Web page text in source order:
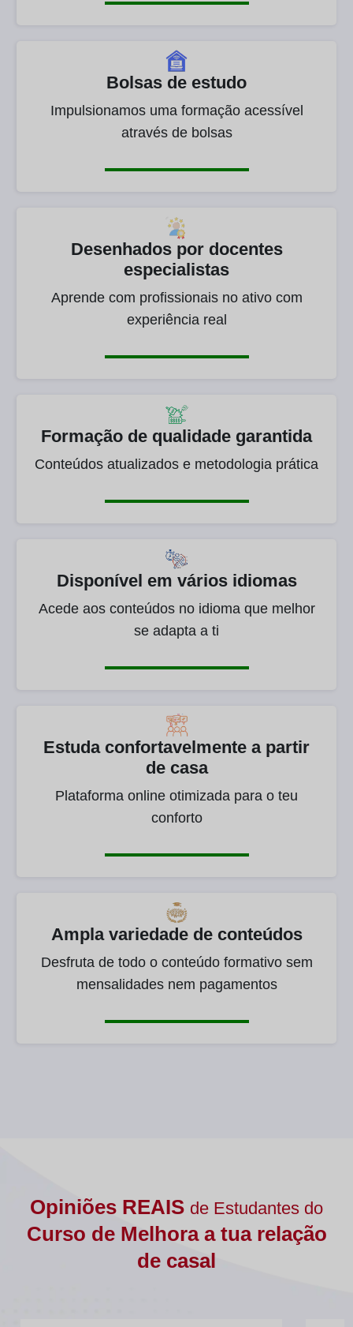
Bolsas de estudo
Impulsionamos uma formação acessível
através de bolsas
Desenhados por docentes
especialistas
Aprende com profissionais no ativo com
experiência real
Formação de qualidade garantida
Conteúdos atualizados e metodologia prática
Disponível em vários idiomas
Acede aos conteúdos no idioma que melhor
se adapta a ti
Estuda confortavelmente a partir
de casa
Plataforma online otimizada para o teu
conforto
Ampla variedade de conteúdos
Desfruta de todo o conteúdo formativo sem
mensalidades nem pagamentos
Opiniões REAIS de Estudantes do
Curso de Melhora a tua relação
de casal